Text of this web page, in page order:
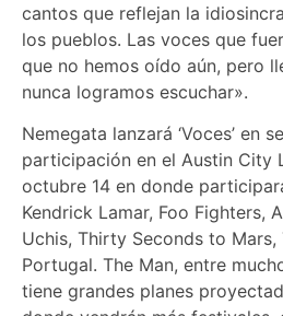
cantos que reflejan la
los pueblos. Las voces que
que no hemos oído aún, pero
nunca logramos escuchar».
Nemegata lanzará ‘Voces’ en
participación en el Austin City
octubre 14 en donde
Kendrick Lamar, Foo Fighters,
Uchis, Thirty Seconds to Mars,
Portugal. The Man, entre
tiene grandes planes